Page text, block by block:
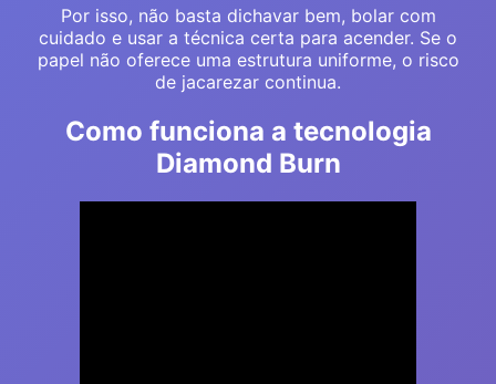
Por isso, não basta dichavar bem, bolar com
cuidado e usar a técnica certa para acender. Se o
papel não oferece uma estrutura uniforme, o risco
de jacarezar continua.
Como funciona a tecnologia
Diamond Burn